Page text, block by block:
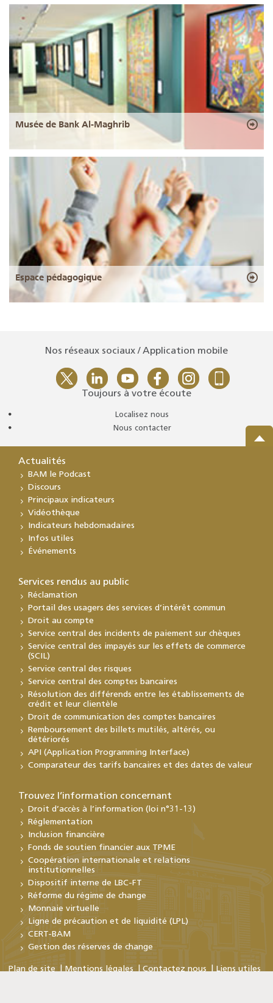
Musée de Bank Al-Maghrib
Espace pédagogique
Nos réseaux sociaux / Application mobile
Toujours à votre écoute
Localisez nous
Nous contacter
Actualités
BAM le Podcast
Discours
Principaux indicateurs
Vidéothèque
Indicateurs hebdomadaires
Infos utiles
Événements
Services rendus au public
Réclamation
Portail des usagers des services d’intérêt commun
Droit au compte
Service central des incidents de paiement sur chèques
Service central des impayés sur les effets de commerce
(SCIL)
Service central des risques
Service central des comptes bancaires
Résolution des différends entre les établissements de
crédit et leur clientèle
Droit de communication des comptes bancaires
Remboursement des billets mutilés, altérés, ou
détériorés
API (Application Programming Interface)
Comparateur des tarifs bancaires et des dates de valeur
Trouvez l’information concernant
Droit d’accès à l’information (loi n°31-13)
Réglementation
Inclusion financière
Fonds de soutien financier aux TPME
Coopération internationale et relations
institutionnelles
Dispositif interne de LBC-FT
Réforme du régime de change
Monnaie virtuelle
Ligne de précaution et de liquidité (LPL)
CERT-BAM
Gestion des réserves de change
Plan de site Mentions légales Contactez nous Liens utiles